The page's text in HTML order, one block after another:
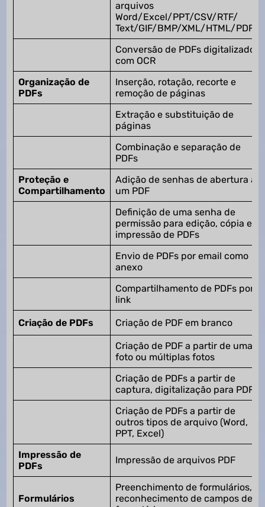
arquivos
Word/Excel/PPT/CSV/RTF/
Text/GIF/BMP/XML/HTML/PDF/A
Conversão de PDFs digitalizados
com OCR
Organização de
PDFs
Inserção, rotação, recorte e
remoção de páginas
Extração e substituição de
páginas
Combinação e separação de
PDFs
Proteção e
Compartilhamento
Adição de senhas de abertura a
um PDF
Definição de uma senha de
permissão para edição, cópia e
impressão de PDFs
Envio de PDFs por email como
anexo
Compartilhamento de PDFs por
link
Criação de PDFs Criação de PDF em branco
Criação de PDF a partir de uma
foto ou múltiplas fotos
Criação de PDFs a partir de
captura, digitalização para PDF
Criação de PDFs a partir de
outros tipos de arquivo (Word,
PPT, Excel)
Impressão de
PDFs
Impressão de arquivos PDF
Formulários
Preenchimento de formulários,
reconhecimento de campos de